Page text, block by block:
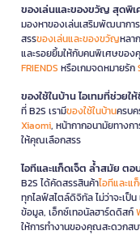
ของเล่นและของขวัญ สุดพิ
มองหาของเล่นเสริมพัฒนากา
สรรของเล่นและของขวัญหลา
และรอยยิ้มให้กับคนพิเศษของ
FRIENDS หรือเกมจดหมายรัก
ของใช้ในบ้าน ไอเทมที่ช่วย
ที่ B2S เรามีของใช้ในบ้านครบค
Xiaomi, หน้ากากอนามัยทางก
ให้คุณเลือกสรร
ไอทีและแก็ดเจ็ต ล้ำสมัย ต
B2S ได้คัดสรรสินค้าไอทีและแ
ทุกไลฟ์สไตล์ดิจิทัล ไม่ว่าจะเป็น
ข้อมูล, เอ็กซ์เทอนัลฮาร์ดดิสก์
ให้การทำงานของคุณสะดวกส